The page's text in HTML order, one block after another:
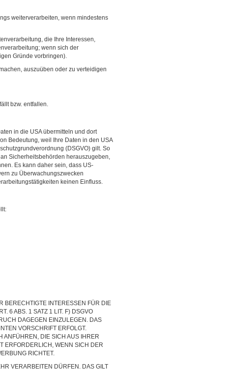
weiterverarbeiten, wenn mindestens
die Ihre Interessen,
wenn sich der
Gründe vorbringen).
auszuüben oder zu verteidigen
bzw. entfallen.
in die USA übermitteln und dort
Bedeutung, weil Ihre Daten in den USA
(DSGVO) gilt. So
Sicherheitsbehörden herauszugeben,
Es kann daher sein, dass US-
zu Überwachungszwecken
keinen Einfluss.
BERECHTIGTE INTERESSEN FÜR DIE
6 ABS. 1 SATZ 1 LIT. F) DSGVO
DAGEGEN EINZULEGEN. DAS
VORSCHRIFT ERFOLGT.
ANFÜHREN, DIE SICH AUS IHRER
ERFORDERLICH, WENN SICH DER
RICHTET.
VERARBEITEN DÜRFEN. DAS GILT